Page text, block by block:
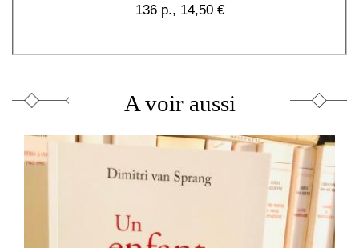
136 p., 14,50 €
A voir aussi